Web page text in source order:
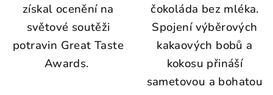
získal ocenění na
světové soutěži
potravin Great Taste
Awards.
čokoláda bez mléka.
Spojení výběrových
kakaových bobů a
kokosu přináší
sametovou a bohatou